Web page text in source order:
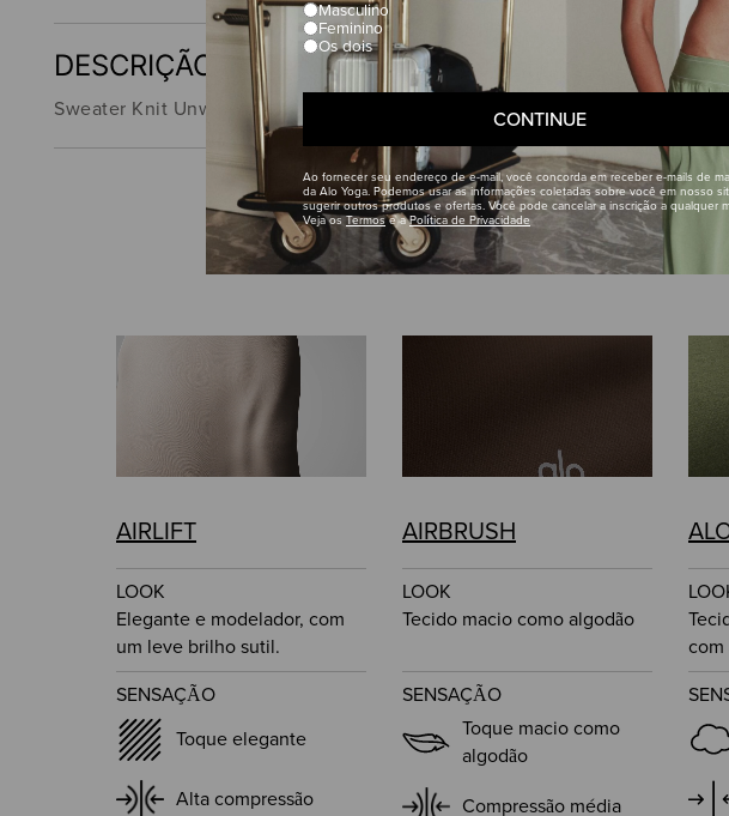
Masculino
Feminino
Os dois
CONTINUE
Ao fornecer seu endereço de e-mail, você concorda em receber e-mails de
da Alo Yoga. Podemos usar as informações coletadas sobre você em nosso
sugerir outros produtos e ofertas. Você pode cancelar a inscrição a qualquer
Veja osTermose aPolítica de Privacidade
DESCRIÇÃO
Sweater Knit Unwind Sleeveless Top
COMPARE
AIRLIFT
LOOK
Elegante e modelador, com
um leve brilho sutil.
SENSAÇÃO
Toque elegante
Alta compressão
AIRBRUSH
LOOK
Tecido macio como algodão
SENSAÇÃO
Toque macio como
algodão
Compressão média
com